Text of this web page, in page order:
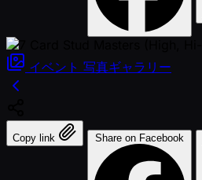
イベント 写真ギャラリー
Copy link Share on Facebook